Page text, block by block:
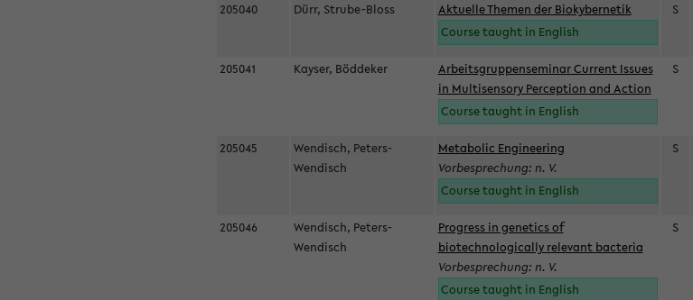
205040 Dürr, Strube-Bloss
Aktuelle Themen der Biokybernetik
Course taught in English
S
205041 Kayser, Böddeker
Arbeitsgruppenseminar Current Issues
in Multisensory Perception and Action
Course taught in English
S
205045
Wendisch, Peters-
Wendisch
Metabolic Engineering
Vorbesprechung: n. V.
Course taught in English
S
205046
Wendisch, Peters-
Wendisch
Progress in genetics of
biotechnologically relevant bacteria
Vorbesprechung: n. V.
Course taught in English
S